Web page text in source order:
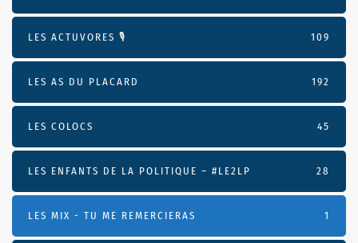
LES ACTUVORES 🎙 109
LES AS DU PLACARD 192
LES COLOCS 45
LES ENFANTS DE LA POLITIQUE – #LE2LP 28
LES MIX - TU ME REMERCIERAS 1